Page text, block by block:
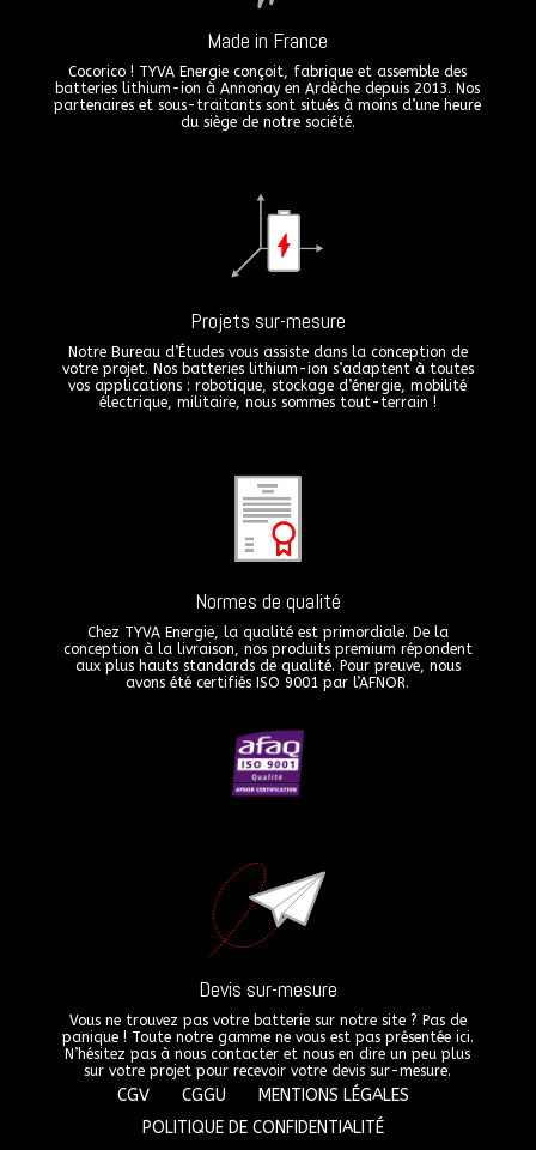
Made in France
Cocorico ! TYVA Energie conçoit, fabrique et assemble des
batteries lithium-ion à Annonay en Ardèche depuis 2013. Nos
partenaires et sous-traitants sont situés à moins d’une heure
du siège de notre société.
Projets sur-mesure
Notre Bureau d’Études vous assiste dans la conception de
votre projet. Nos batteries lithium-ion s’adaptent à toutes
vos applications : robotique, stockage d’énergie, mobilité
électrique, militaire, nous sommes tout-terrain !
Normes de qualité
Chez TYVA Energie, la qualité est primordiale. De la
conception à la livraison, nos produits premium répondent
aux plus hauts standards de qualité. Pour preuve, nous
avons été certifiés ISO 9001 par l’AFNOR.
Devis sur-mesure
Vous ne trouvez pas votre batterie sur notre site ? Pas de
panique ! Toute notre gamme ne vous est pas présentée ici.
N’hésitez pas à nous contacter et nous en dire un peu plus
sur votre projet pour recevoir votre devis sur-mesure.
CGV CGGU
MENTIONS LÉGALES
POLITIQUE DE CONFIDENTIALITÉ